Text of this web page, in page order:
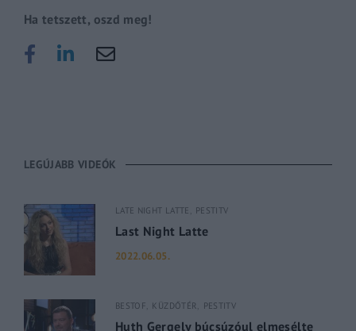
Ha tetszett, oszd meg!
LEGÚJABB VIDEÓK
LATE NIGHT LATTE PESTITV
Last Night Latte
2022.06.05.
BESTOF KÜZDŐTÉR PESTITV
Huth Gergely búcsúzóul elmesélte